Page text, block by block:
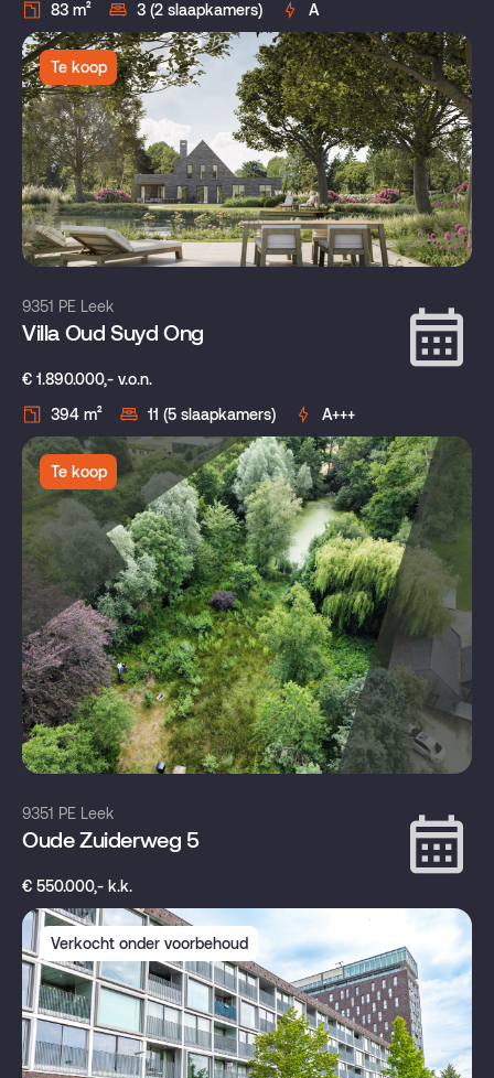
83 m² 3 (2 slaapkamers) A
Te koop
9351 PE Leek
Villa Oud Suyd Ong
€ 1.890.000,- v.o.n.
394 m²
11 (5 slaapkamers) A+++
Te koop
9351 PE Leek
Oude Zuiderweg 5
€ 550.000,- k.k.
Verkocht onder voorbehoud